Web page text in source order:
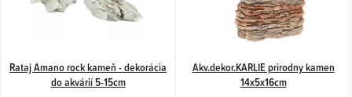
d
r
Rataj Amano rock kameň - dekorácia
do akvárií 5-15cm
Akv.dekor.KARLIE prirodny kamen
14x5x16cm